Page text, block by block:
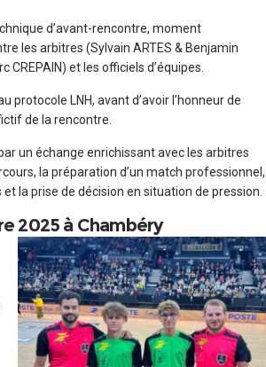
d’avant-rencontre, moment
les arbitres (Sylvain ARTES & Benjamin
CREPAIN) et les officiels d’équipes.
protocole LNH, avant d’avoir l’honneur de
de la rencontre.
un échange enrichissant avec les arbitres
la préparation d’un match professionnel,
la prise de décision en situation de pression.
2025 à Chambéry